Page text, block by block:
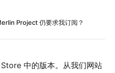
Project 仍要求我订阅？
中的版本。从我们网站